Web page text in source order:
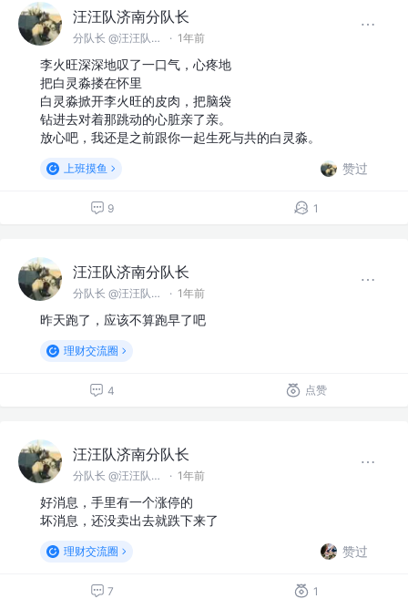
汪汪队济南分队长
分队长 @汪汪队济南分队 · 1年前
李火旺深深地叹了一口气，心疼地
把白灵淼搂在怀里
白灵淼掀开李火旺的皮肉，把脑袋
钻进去对着那跳动的心脏亲了亲。
放心吧，我还是之前跟你一起生死与共的白灵淼。
上班摸鱼 赞过
9 1
汪汪队济南分队长
分队长 @汪汪队济南分队 · 1年前
昨天跑了，应该不算跑早了吧
理财交流圈
4 点赞
汪汪队济南分队长
分队长 @汪汪队济南分队 · 1年前
好消息，手里有一个涨停的
坏消息，还没卖出去就跌下来了
理财交流圈 赞过
7 1